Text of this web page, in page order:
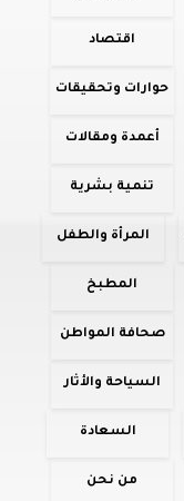
اقتصاد
حوارات وتحقيقات
أعمدة ومقالات
تنمية بشرية
المرأة والطفل
المطبخ
صحافة المواطن
السياحة والأثار
السعادة
من نحن